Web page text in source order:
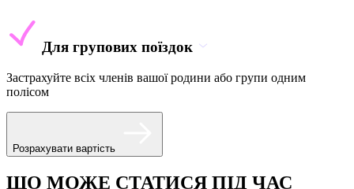
Для групових поїздок
Застрахуйте всіх членів вашої родини або групи одним
полісом
Розрахувати вартість
ЩО МОЖЕ СТАТИСЯ ПІД ЧАС